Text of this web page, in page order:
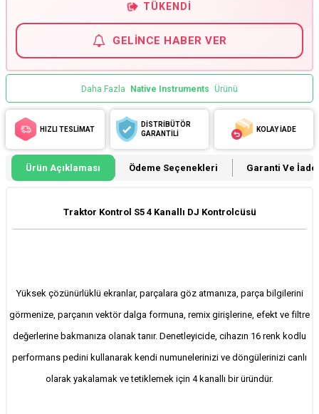
TÜKENDI
GELINCE HABER VER
Daha Fazla Native Instruments Ürünü
HIZLI TESLİMAT
DİSTRİBÜTÖR
GARANTİLİ
KOLAY İADE
Ürün Açıklaması Ödeme Seçenekleri Garanti Ve İade
Traktor Kontrol S5 4 Kanallı DJ Kontrolcüsü
Yüksek çözünürlüklü ekranlar, parçalara göz atmanıza, parça bilgilerini
görmenize, parçanın vektör dalga formuna, remix girişlerine, efekt ve filtre
değerlerine bakmanıza olanak tanır. Denetleyicide, cihazın 16 renk kodlu
performans pedini kullanarak kendi numunelerinizi ve döngülerinizi canlı
olarak yakalamak ve tetiklemek için 4 kanallı bir üründür.